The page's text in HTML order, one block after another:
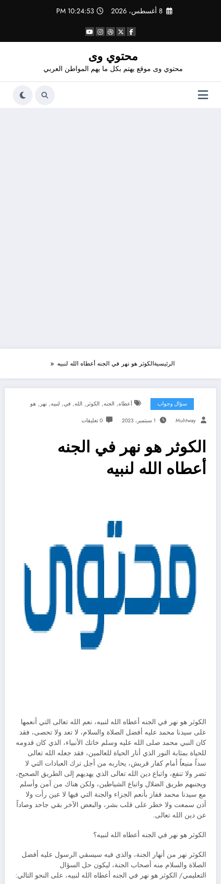
8 أغسطس، 2026 10:24:53 PM
محتوي وى
محتوي وى موقع يهتم بكل ما يهم المواطن العربي
الرئيسيةالكوثر هو نهر في الجنه أعطاه الله لنبيه
سؤال وجواب أعطاه, الجنه, الكوثر , الله, في, لنبيه, نهر , هو
Muhtway 1 سبتمبر، 2023 0 تعليقات
الكوثر هو نهر في الجنه
أعطاه الله لنبيه
الكوثر هو نهر في الجنه أعطاه الله لنبيه، نعم الله تعالى التي أنعمها
على سيدنا محمد عليه أفضل الصلاة والسلام، لا تعد ولا تحصى، فقد
كان النبي محمد صلى الله عليه وسلم خاتك الأنبياء، الذي كان قدومه
للحياة بمثابة النور الذي أنار الحياة للعالمين، فقد جعله الله تعالى
سداً منيعاً أمام كفار قريش، يحاربه من أجل ترك العبادات التي لا
تضر ولا تنفع، واتباع دين الله تعالى الذي يهديهم إلى الطريق الصحيح،
ويجنبهم طريق الضلال واتباع الشياطين، ولكن هناك من آمن وأسلم
مع سيدنا محمد ففاز بأنعم الجزاء والجنة التي فيها لا عين رأت ولا
أذن سمعت ولا خطر على قلب بشر، والبعض الآخر بقي جاحد وصاداً
عن دين الله تعالى.
الكوثر هو نهر في الجنه أعطاه الله لنبيه؟
الكوثر نهر من أنهار الجنة، والذي فيه سيسقي الرسول عليه أفضل
الصلاة والسلام منه أصحاب الجنة، ليكون حل السؤال
التعليمي/ الكوثر هو نهر في الجنه أعطاه الله لنبيه، على النحو التالي: